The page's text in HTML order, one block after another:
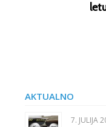
AKTUALNO
7. JULIJA